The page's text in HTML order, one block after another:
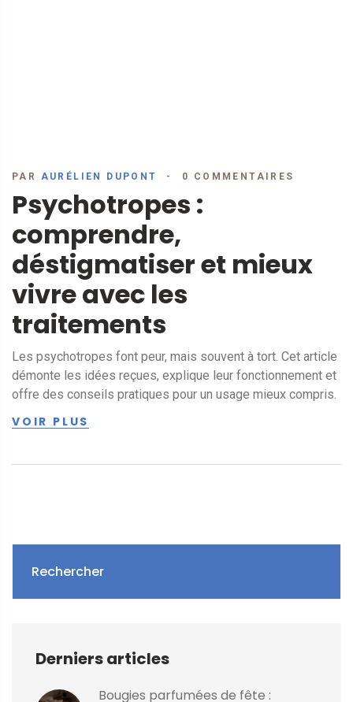
PAR AURÉLIEN DUPONT 0 COMMENTAIRES
Psychotropes :
comprendre,
déstigmatiser et mieux
vivre avec les
traitements
Les psychotropes font peur, mais souvent à tort. Cet article
démonte les idées reçues, explique leur fonctionnement et
offre des conseils pratiques pour un usage mieux compris.
VOIR PLUS
Rechercher
Derniers articles
Bougies parfumées de fête :